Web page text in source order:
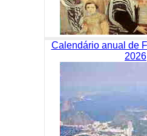
Calendário anual de
2026